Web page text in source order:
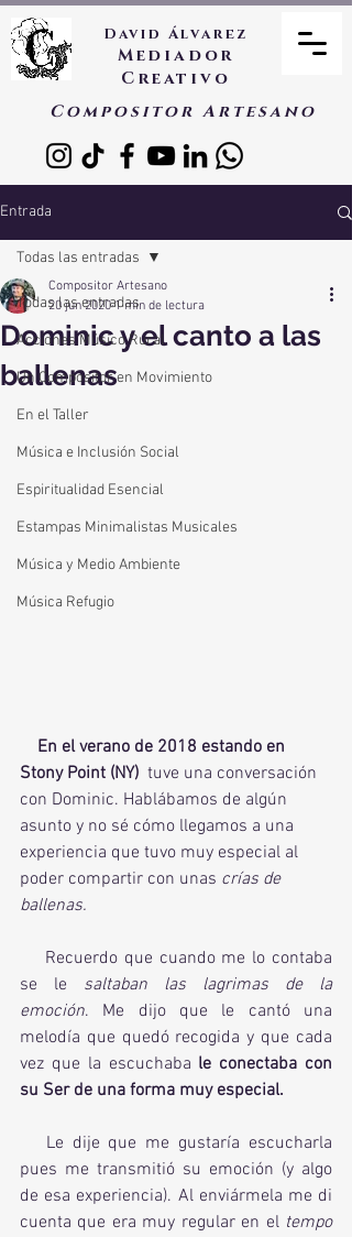
David Álvarez
Mediador
Creativo
Compositor Artesano
Entrada
Todas las entradas
Acciones Músico Rural
Un Compositor en Movimiento
En el Taller
Música e Inclusión Social
Espiritualidad Esencial
Estampas Minimalistas Musicales
Música y Medio Ambiente
Música Refugio
Todas las entradas
Dominic y el canto a las
ballenas
Compositor Artesano
20 jun 2020 1 min de lectura
En el verano de 2018 estando en
Stony Point (NY)
  tuve una conversación
con Dominic. Hablábamos de algún
asunto y no sé cómo llegamos a una
experiencia que tuvo muy especial al
poder compartir con unas crías de
ballenas.
Recuerdo que cuando me lo contaba
se le saltaban las lagrimas de la
emoción. Me dijo que le cantó una
melodía que quedó recogida y que cada
vez que la escuchaba le conectaba con
su Ser de una forma muy especial.
Le dije que me gustaría escucharla
pues me transmitió su emoción (y algo
de esa experiencia). Al enviármela me di
cuenta que era muy regular en el tempo